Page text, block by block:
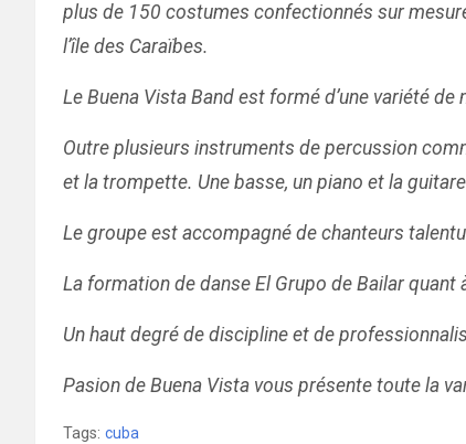
plus de 150 costumes confectionnés sur
l’île des Caraïbes.
Le Buena Vista Band est formé d’une variété
Outre plusieurs instruments de percussion
et la trompette. Une basse, un piano et la
Le groupe est accompagné de chanteurs
La formation de danse El Grupo de Bailar
Un haut degré de discipline et de
Pasion de Buena Vista vous présente toute la
Tags: cuba